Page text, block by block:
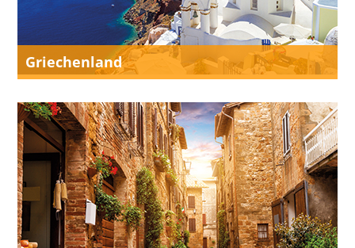
Griechenland